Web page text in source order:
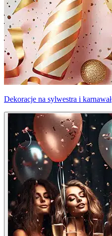
Dekoracje na sylwestra i karnawał